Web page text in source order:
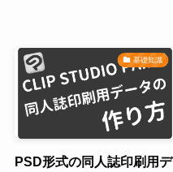
基礎知識
PSD形式の同人誌印刷用デ